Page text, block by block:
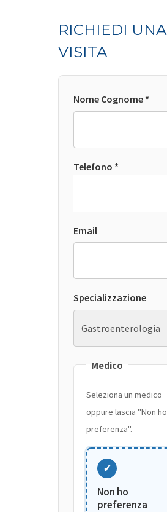
RICHIEDI UNA
VISITA
Nome Cognome *
Telefono *
Email
Specializzazione
Medico
Seleziona un medico
oppure lascia "Non ho
preferenza".
✓
Non ho
preferenza